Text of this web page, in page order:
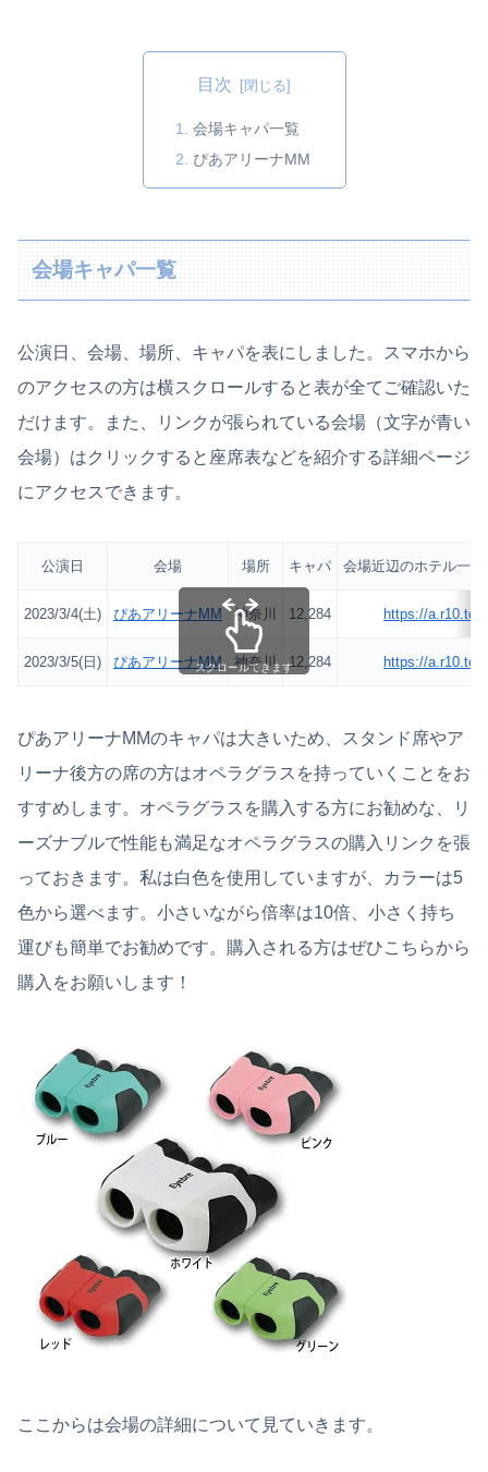
目次
会場キャパ一覧
ぴあアリーナMM
会場キャパ一覧
公演日、会場、場所、キャパを表にしました。スマホから
のアクセスの方は横スクロールすると表が全てご確認いた
だけます。また、リンクが張られている会場（文字が青い
会場）はクリックすると座席表などを紹介する詳細ページ
にアクセスできます。
公演日 会場 場所 キャパ 会場近辺のホテル一
2023/3/4(土) ぴあアリーナMM 神奈川 12,284 https://a.r10.to/
2023/3/5(日) ぴあアリーナMM 神奈川 12,284 https://a.r10.to/
スクロールできます
ぴあアリーナMMのキャパは大きいため、スタンド席やア
リーナ後方の席の方はオペラグラスを持っていくことをお
すすめします。オペラグラスを購入する方にお勧めな、リ
ーズナブルで性能も満足なオペラグラスの購入リンクを張
っておきます。私は白色を使用していますが、カラーは5
色から選べます。小さいながら倍率は10倍、小さく持ち
運びも簡単でお勧めです。購入される方はぜひこちらから
購入をお願いします！
ここからは会場の詳細について見ていきます。